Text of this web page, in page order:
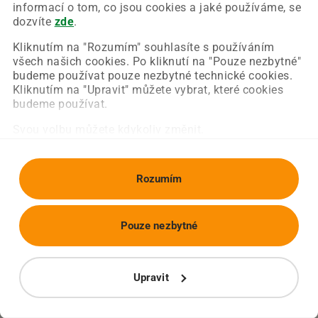
informací o tom, co jsou cookies a jaké používáme, se
dozvíte zde.
Kliknutím na "Rozumím" souhlasíte s používáním
všech našich cookies. Po kliknutí na "Pouze nezbytné"
budeme používat pouze nezbytné technické cookies.
Kliknutím na "Upravit" můžete vybrat, které cookies
budeme používat.
Rozumím
Upravit
Pouze nezbytné
Chyba nastala na naší straně a už ji opravujeme.
Zkuste prosím znovu načíst požadovanou stránku.
Obnovit stránku Úvodní strana